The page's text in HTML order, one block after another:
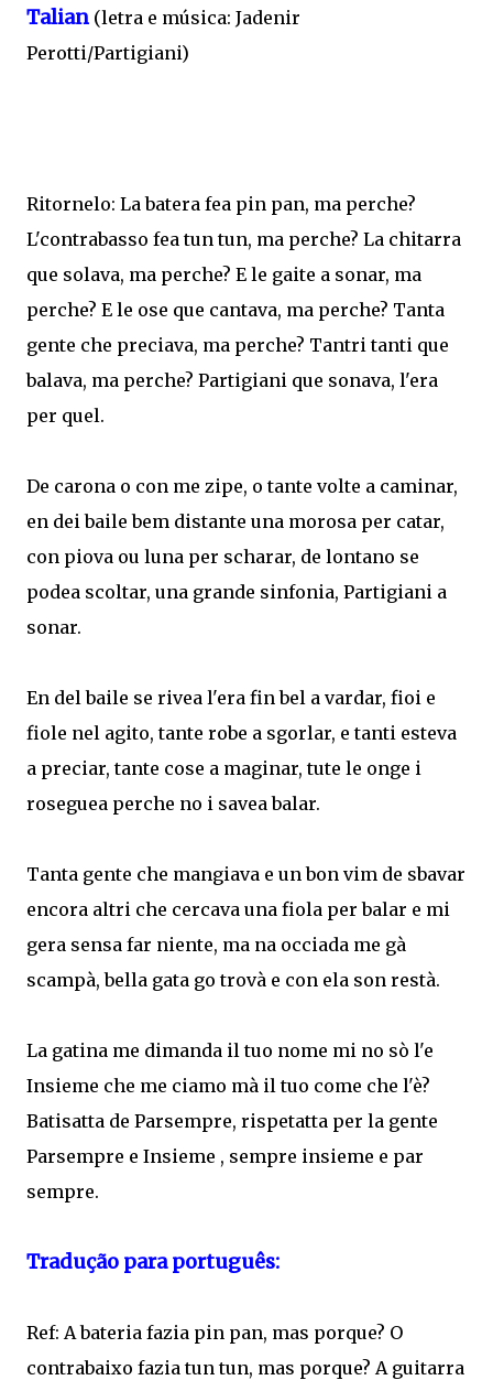
Talian (letra e música: Jadenir
Perotti/Partigiani)
Ritornelo: La batera fea pin pan, ma perche?
L'contrabasso fea tun tun, ma perche? La chitarra
que solava, ma perche? E le gaite a sonar, ma
perche? E le ose que cantava, ma perche? Tanta
gente che preciava, ma perche? Tantri tanti que
balava, ma perche? Partigiani que sonava, l'era
per quel.
De carona o con me zipe, o tante volte a caminar,
en dei baile bem distante una morosa per catar,
con piova ou luna per scharar, de lontano se
podea scoltar, una grande sinfonia, Partigiani a
sonar.
En del baile se rivea l'era fin bel a vardar, fioi e
fiole nel agito, tante robe a sgorlar, e tanti esteva
a preciar, tante cose a maginar, tute le onge i
roseguea perche no i savea balar.
Tanta gente che mangiava e un bon vim de sbavar
encora altri che cercava una fiola per balar e mi
gera sensa far niente, ma na occiada me gà
scampà, bella gata go trovà e con ela son restà.
La gatina me dimanda il tuo nome mi no sò l'e
Insieme che me ciamo mà il tuo come che l'è?
Batisatta de Parsempre, rispetatta per la gente
Parsempre e Insieme , sempre insieme e par
sempre.
Tradução para português:
Ref: A bateria fazia pin pan, mas porque? O
contrabaixo fazia tun tun, mas porque? A guitarra